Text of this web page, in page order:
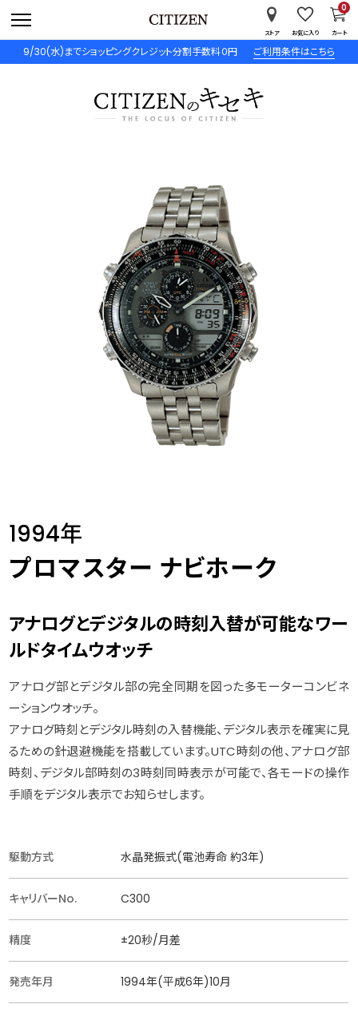
9/30(水)までショッピングクレジット分割手数料０円 ご利用条件はこちら
ストア お気に入り カート
0
1994年
プロマスター ナビホーク
アナログとデジタルの時刻入替が可能なワー
ルドタイムウオッチ
アナログ部とデジタル部の完全同期を図った多モーターコンビネ
ーションウオッチ。
アナログ時刻とデジタル時刻の入替機能、デジタル表示を確実に見
るための針退避機能を搭載しています。UTC時刻の他、アナログ部
時刻、デジタル部時刻の3時刻同時表示が可能で、各モードの操作
手順をデジタル表示でお知らせします。
駆動方式 水晶発振式(電池寿命 約3年)
キャリバーNo. C300
精度 ±20秒/月差
発売年月 1994年(平成6年)10月